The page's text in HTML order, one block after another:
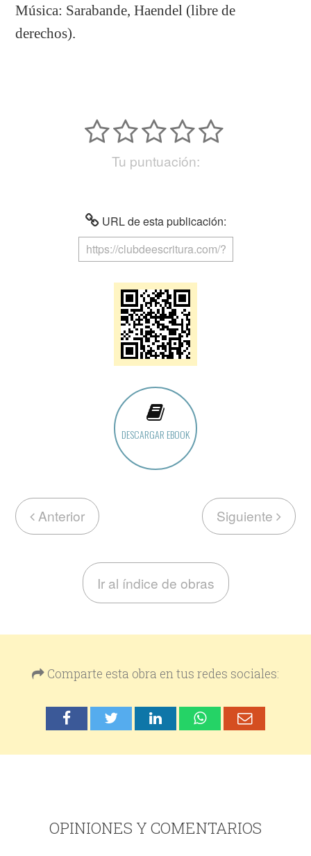
Música: Sarabande, Haendel (libre de
derechos).
Tu puntuación:
URL de esta publicación:
DESCARGAR EBOOK
Anterior Siguiente
Ir al índice de obras
Comparte esta obra en tus redes sociales:
OPINIONES Y COMENTARIOS